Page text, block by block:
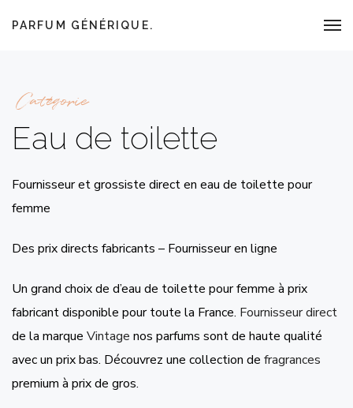
PARFUM GÉNÉRIQUE.
Catégorie
Eau de toilette
Fournisseur et grossiste direct en eau de toilette pour
femme
Des prix directs fabricants – Fournisseur en ligne
Un grand choix de d’eau de toilette pour femme à prix
fabricant disponible pour toute la France. Fournisseur direct
de la marque Vintage nos parfums sont de haute qualité
avec un prix bas. Découvrez une collection de fragrances
premium à prix de gros.